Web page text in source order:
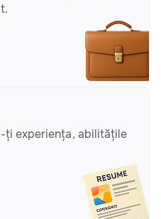
ți experiența, abilitățile